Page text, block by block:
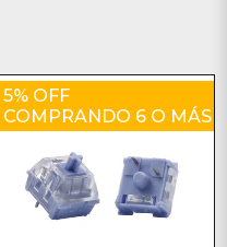
5% OFF
COMPRANDO 6 O MÁS